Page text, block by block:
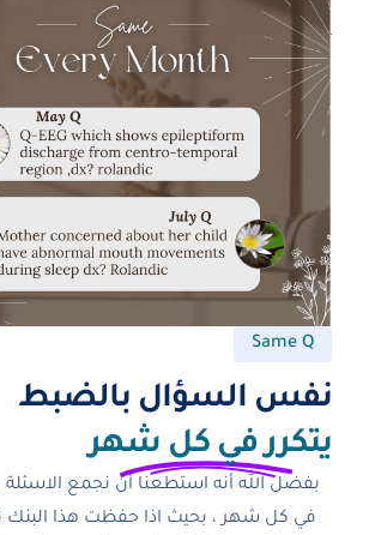
Same Q
نفس السؤال بالضبط
يتكرر في كل شهر
بفضل الله أنه استطعنا أن نجمع الاسئلة